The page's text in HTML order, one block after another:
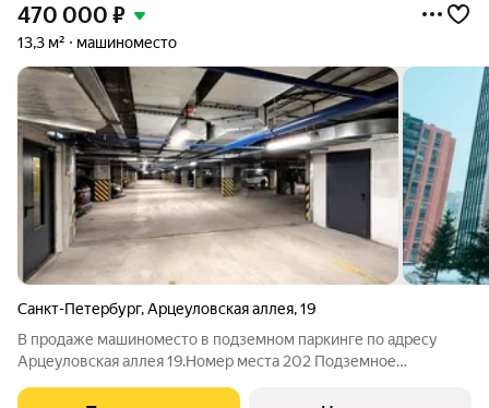
470 000 ₽
13,3 м² машиноместо
Санкт-Петербург,Арцеуловская аллея,19
В продаже машиноместо в подземном паркинге по адресу
Арцеуловская аллея 19.Номер места 202 Подземное